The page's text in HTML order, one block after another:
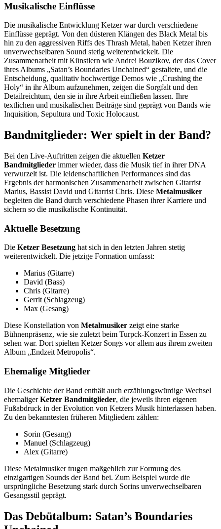
Musikalische Einflüsse
Die musikalische Entwicklung Ketzer war durch verschiedene
Einflüsse geprägt. Von den düsteren Klängen des Black Metal bis
hin zu den aggressiven Riffs des Thrash Metal, haben Ketzer ihren
unverwechselbaren Sound stetig weiterentwickelt. Die
Zusammenarbeit mit Künstlern wie Andrei Bouzikov, der das Cover
ihres Albums „Satan’s Boundaries Unchained“ gestaltete, und die
Entscheidung, qualitativ hochwertige Demos wie „Crushing the
Holy“ in ihr Album aufzunehmen, zeigen die Sorgfalt und den
Detailreichtum, den sie in ihre Arbeit einfließen lassen. Ihre
textlichen und musikalischen Beiträge sind geprägt von Bands wie
Inquisition, Sepultura und Toxic Holocaust.
Bandmitglieder: Wer spielt in der Band?
Bei den Live-Auftritten zeigen die aktuellen Ketzer
Bandmitglieder immer wieder, dass die Musik tief in ihrer DNA
verwurzelt ist. Die leidenschaftlichen Performances sind das
Ergebnis der harmonischen Zusammenarbeit zwischen Gitarrist
Marius, Bassist David und Gitarrist Chris. Diese Metalmusiker
begleiten die Band durch verschiedene Phasen ihrer Karriere und
sichern so die musikalische Kontinuität.
Aktuelle Besetzung
Die Ketzer Besetzung hat sich in den letzten Jahren stetig
weiterentwickelt. Die jetzige Formation umfasst:
Marius (Gitarre)
David (Bass)
Chris (Gitarre)
Gerrit (Schlagzeug)
Max (Gesang)
Diese Konstellation von Metalmusiker zeigt eine starke
Bühnenpräsenz, wie sie zuletzt beim Turpck-Konzert in Essen zu
sehen war. Dort spielten Ketzer Songs vor allem aus ihrem zweiten
Album „Endzeit Metropolis“.
Ehemalige Mitglieder
Die Geschichte der Band enthält auch erzählungswürdige Wechsel
ehemaligerKetzer Bandmitglieder, die jeweils ihren eigenen
Fußabdruck in der Evolution von Ketzers Musik hinterlassen haben.
Zu den bekanntesten früheren Mitgliedern zählen:
Sorin (Gesang)
Manuel (Schlagzeug)
Alex (Gitarre)
Diese Metalmusiker trugen maßgeblich zur Formung des
einzigartigen Sounds der Band bei. Zum Beispiel wurde die
ursprüngliche Besetzung stark durch Sorins unverwechselbaren
Gesangsstil geprägt.
Das Debütalbum: Satan’s Boundaries